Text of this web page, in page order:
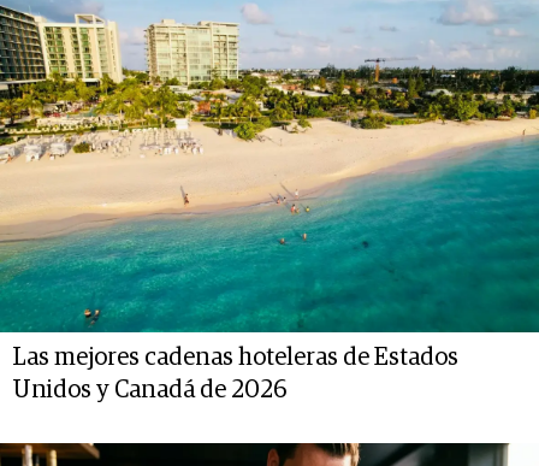
Las mejores cadenas hoteleras de Estados
Unidos y Canadá de 2026